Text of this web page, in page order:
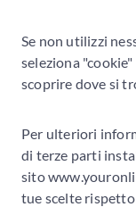
Se non utilizzi
seleziona
scoprire dove si
Per ulteriori
di terze parti
sito
tue scelte